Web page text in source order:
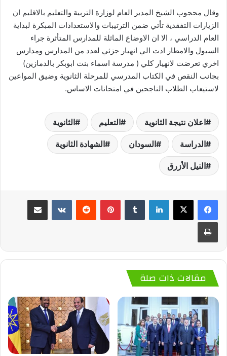
وقال محجوب الشيخ المدير العام لوزارة التربية والتعليم بالاقليم ان
الزيارات التفقدية تأتي ضمن الترتيبات والاستعدادات المبكرة لبداية
العام الدراسي ، الا ان الاوضاع الماثلة للمدارس المتأثرة جراء
السيول والامطار ادت الي انهيار جزئي لعدد من المدارس ومدارس
اخري تعرضت لانهيار كلي ( مدرسة اسماء بنت ابوبكر بالدمازين)
بجانب النقص في الكتاب المدرسي للمرحلة الثانوية وضيق المواعين
لاستيعاب الطلاب الناجحين في امتحانات الاساس.
اعلان نتيجة الثانوية التعليم الثانوية
الدراسة السودان الشهادة الثانوية
النيل الأزرق
لينكدإن بينتيريست
مقالات ذات صلة